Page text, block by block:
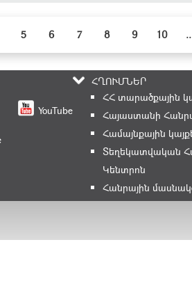
5 6 7 8 9 10
ՀՂՈՒՄՆԵՐ
YouTube
ՀՀ տարածքային
Հայաստանի
Համայնքային
Տեղեկատվական
Կենտրոն
Հանրային